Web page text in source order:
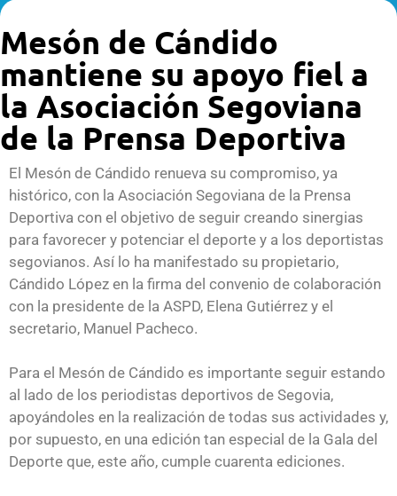
Mesón de Cándido
mantiene su apoyo fiel a
la Asociación Segoviana
de la Prensa Deportiva
El Mesón de Cándido renueva su compromiso, ya
histórico, con la Asociación Segoviana de la Prensa
Deportiva con el objetivo de seguir creando sinergias
para favorecer y potenciar el deporte y a los deportistas
segovianos. Así lo ha manifestado su propietario,
Cándido López en la firma del convenio de colaboración
con la presidente de la ASPD, Elena Gutiérrez y el
secretario, Manuel Pacheco.
Para el Mesón de Cándido es importante seguir estando
al lado de los periodistas deportivos de Segovia,
apoyándoles en la realización de todas sus actividades y,
por supuesto, en una edición tan especial de la Gala del
Deporte que, este año, cumple cuarenta ediciones.